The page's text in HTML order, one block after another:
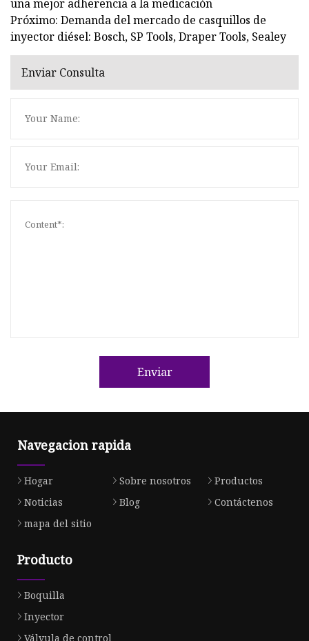
una mejor adherencia a la medicación
Próximo: Demanda del mercado de casquillos de
inyector diésel: Bosch, SP Tools, Draper Tools, Sealey
Enviar Consulta
Enviar
Navegacion rapida
Hogar Sobre nosotros
Productos
Noticias
Blog
Contáctenos
mapa del sitio
Producto
Boquilla
Inyector
Válvula de control